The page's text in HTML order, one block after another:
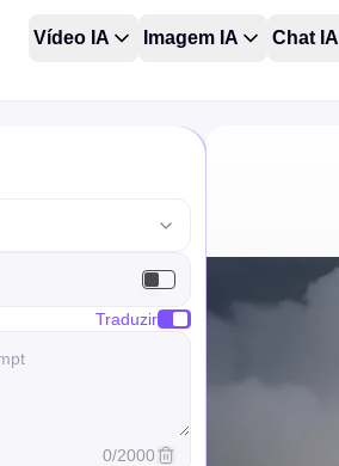
Vídeo IA Imagem IA Chat IA
Traduzir
0/2000